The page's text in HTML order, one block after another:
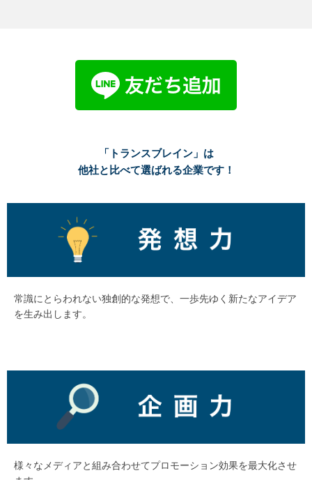
「トランスブレイン」は
他社と比べて選ばれる企業です！
常識にとらわれない独創的な発想で、一歩先ゆく新たなアイデア
を生み出します。
様々なメディアと組み合わせてプロモーション効果を最大化させ